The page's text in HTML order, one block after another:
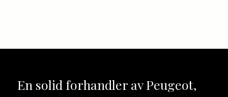
En solid forhandler avPeugeot,